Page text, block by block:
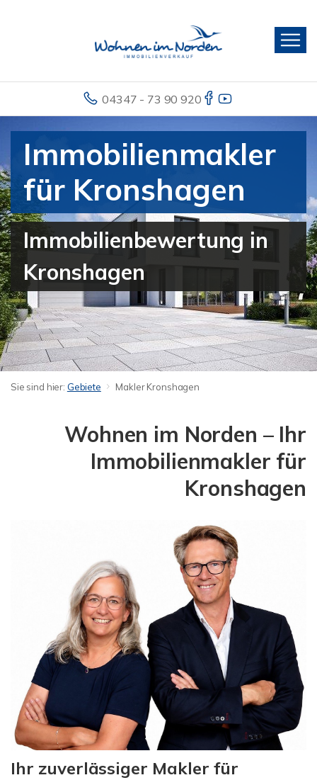
04347 - 73 90 920
Immobilienmakler
für Kronshagen
Immobilienbewertung in
Kronshagen
Sie sind hier: Gebiete Makler Kronshagen
Wohnen im Norden – Ihr
Immobilienmakler für
Kronshagen
Ihr zuverlässiger Makler für